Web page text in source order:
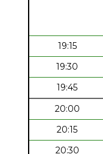
19:15
19:30
19:45
20:00
20:15
20:30